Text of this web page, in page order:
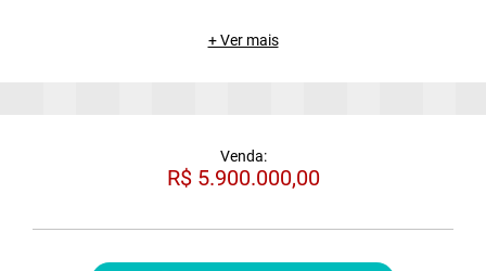
+ Ver mais
Venda:
R$ 5.900.000,00